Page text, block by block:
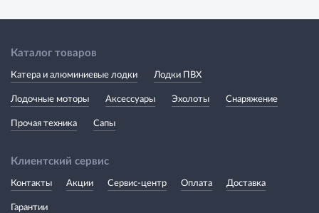
Каталог товаров
Катера и алюминиевые лодки Лодки ПВХ
Лодочные моторы Аксессуары Эхолоты Снаряжение
Прочая техника Сапы
Клиентский сервис
Контакты Акции Сервис-центр Оплата Доставка
Гарантии